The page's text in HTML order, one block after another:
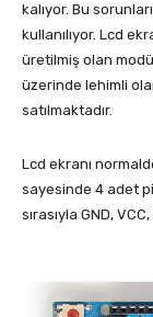
kalıyor. Bu
kullanılıyor. Lcd
üretilmiş olan
üzerinde lehimli
satılmaktadır.
Lcd ekranı
sayesinde 4 adet
sırasıyla GND,